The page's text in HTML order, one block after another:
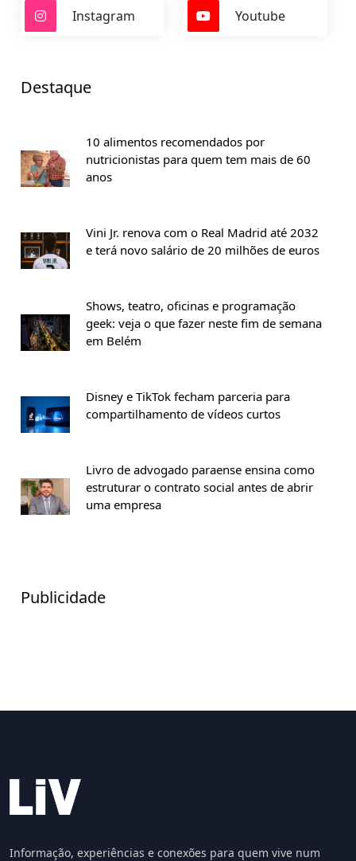
Instagram Youtube
Destaque
10 alimentos recomendados por
nutricionistas para quem tem mais de 60
anos
Vini Jr. renova com o Real Madrid até 2032
e terá novo salário de 20 milhões de euros
Shows, teatro, oficinas e programação
geek: veja o que fazer neste fim de semana
em Belém
Disney e TikTok fecham parceria para
compartilhamento de vídeos curtos
Livro de advogado paraense ensina como
estruturar o contrato social antes de abrir
uma empresa
Publicidade
Informação, experiências e conexões para quem vive num